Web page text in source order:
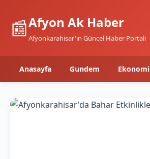
📰Afyon Ak Haber
Afyonkarahisar'ın Güncel Haber Portalı
Anasayfa Gundem Ekonomi